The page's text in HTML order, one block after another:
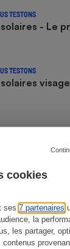
cookies
ses7 partenaires
la
les partager,
TESTONS
- Le
TESTONS